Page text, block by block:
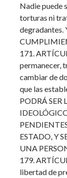
Nadie puede
torturas ni
degradantes.
171.
permanecer,
cambiar de
que las
PODRÁ
ESTADO, Y
UNA
179.
libertad de